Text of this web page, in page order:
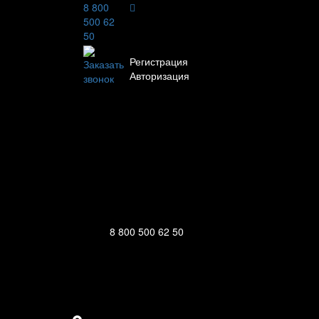
8 800
500 62
50
Заказать
звонок
Регистрация
Авторизация
8 800 500 62 50